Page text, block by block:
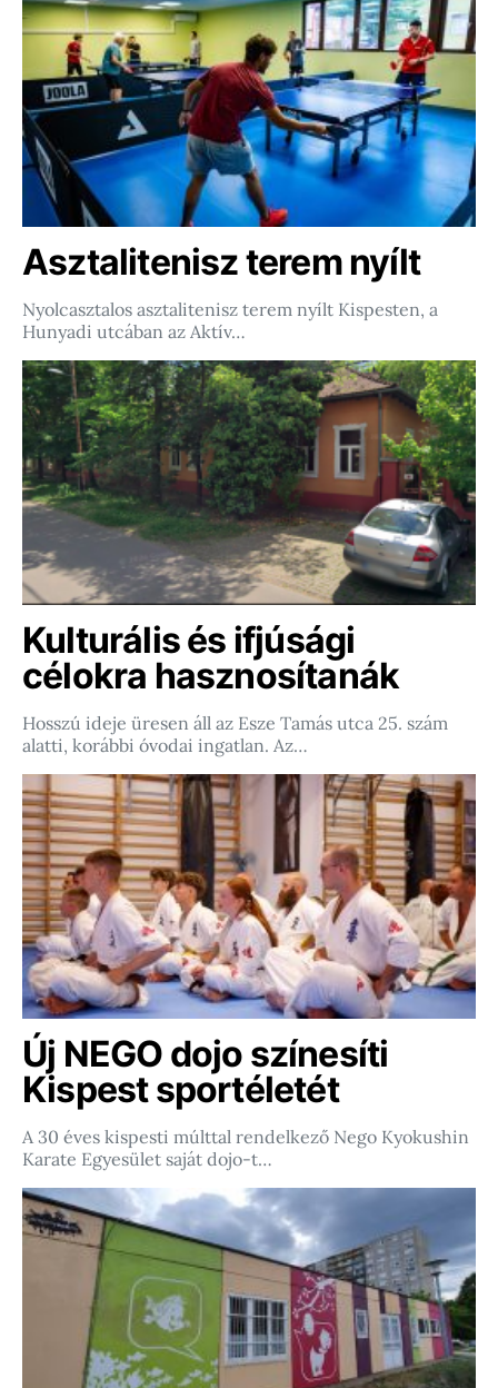
Asztalitenisz terem nyílt
Nyolcasztalos asztalitenisz terem nyílt Kispesten, a
Hunyadi utcában az Aktív…
Kulturális és ifjúsági
célokra hasznosítanák
Hosszú ideje üresen áll az Esze Tamás utca 25. szám
alatti, korábbi óvodai ingatlan. Az…
Új NEGO dojo színesíti
Kispest sportéletét
A 30 éves kispesti múlttal rendelkező Nego Kyokushin
Karate Egyesület saját dojo-t…